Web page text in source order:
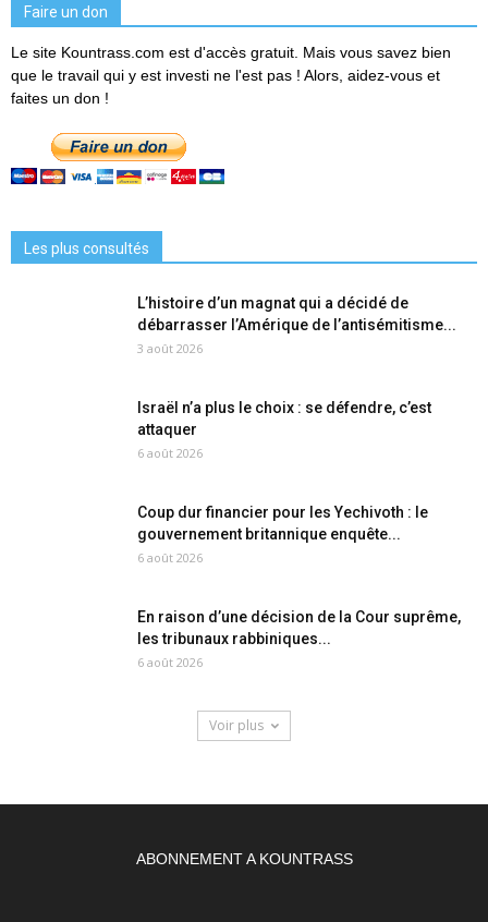
Faire un don
Le site Kountrass.com est d'accès gratuit. Mais vous savez bien
que le travail qui y est investi ne l'est pas ! Alors, aidez-vous et
faites un don !
Les plus consultés
L’histoire d’un magnat qui a décidé de
débarrasser l’Amérique de l’antisémitisme...
3 août 2026
Israël n’a plus le choix : se défendre, c’est
attaquer
6 août 2026
Coup dur financier pour les Yechivoth : le
gouvernement britannique enquête...
6 août 2026
En raison d’une décision de la Cour suprême,
les tribunaux rabbiniques...
6 août 2026
Voir plus
ABONNEMENT A KOUNTRASS